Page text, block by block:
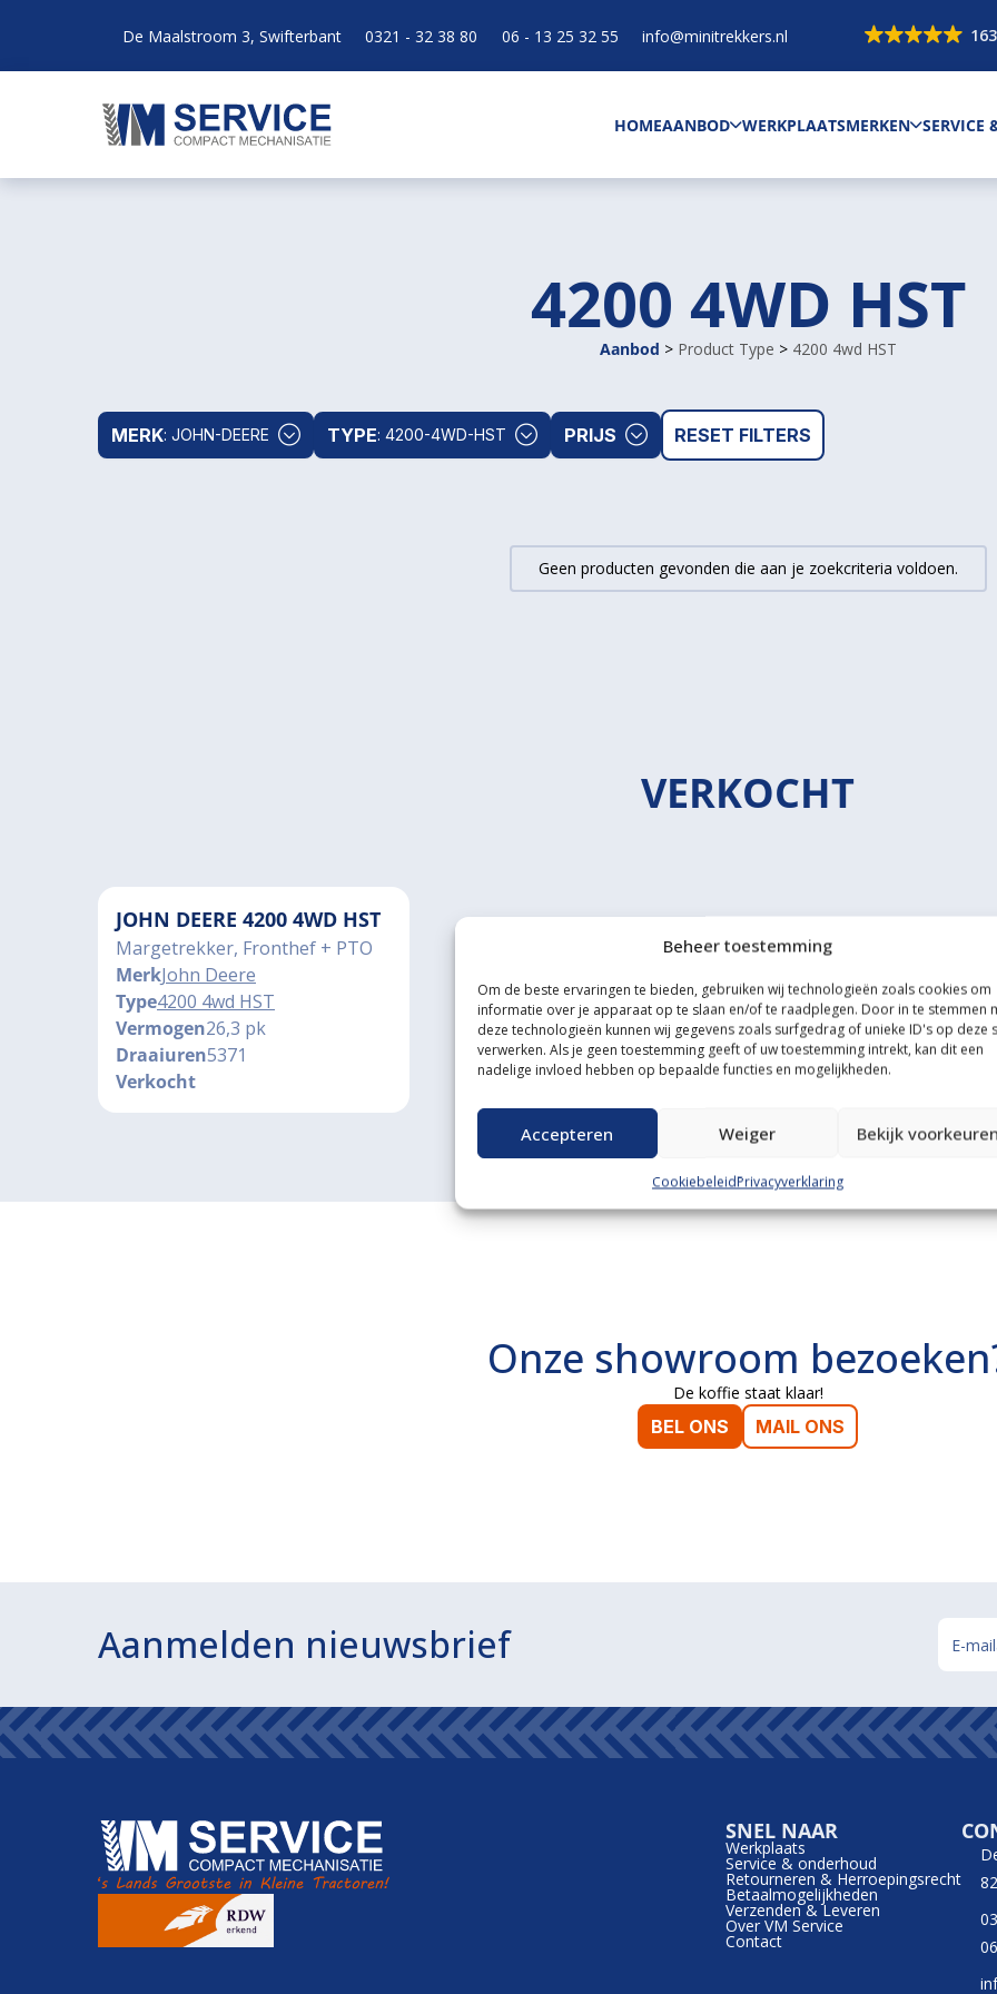
Beheer toestemming
Om de beste ervaringen te bieden, gebruiken wij technologieën zoals cookies om
informatie over je apparaat op te slaan en/of te raadplegen. Door in te stemmen
deze technologieën kunnen wij gegevens zoals surfgedrag of unieke ID's op deze
verwerken. Als je geen toestemming geeft of uw toestemming intrekt, kan dit een
nadelige invloed hebben op bepaalde functies en mogelijkheden.
Accepteren Weiger Bekijk voorkeuren
CookiebeleidPrivacyverklaring
De Maalstroom 3, Swifterbant 0321 - 32 38 80 06 - 13 25 32 55 info@minitrekkers.nl
HOMEAANBOD WERKPLAATSMERKEN SERVICE
4200 4WD HST
Aanbod > Product Type > 4200 4wd HST
MERK: JOHN-DEERE TYPE: 4200-4WD-HST PRIJS RESET FILTERS
Geen producten gevonden die aan je zoekcriteria voldoen.
VERKOCHT
JOHN DEERE 4200 4WD HST
Margetrekker, Fronthef + PTO
MerkJohn Deere
Type4200 4wd HST
Vermogen26,3 pk
Draaiuren5371
Verkocht
Onze showroom
De koffie staat klaar!
BEL ONS MAIL ONS
Aanmelden nieuwsbrief
SNEL NAAR
Werkplaats
Service & onderhoud
Retourneren & Herroepingsrecht
Betaalmogelijkheden
Verzenden & Leveren
Over VM Service
Contact